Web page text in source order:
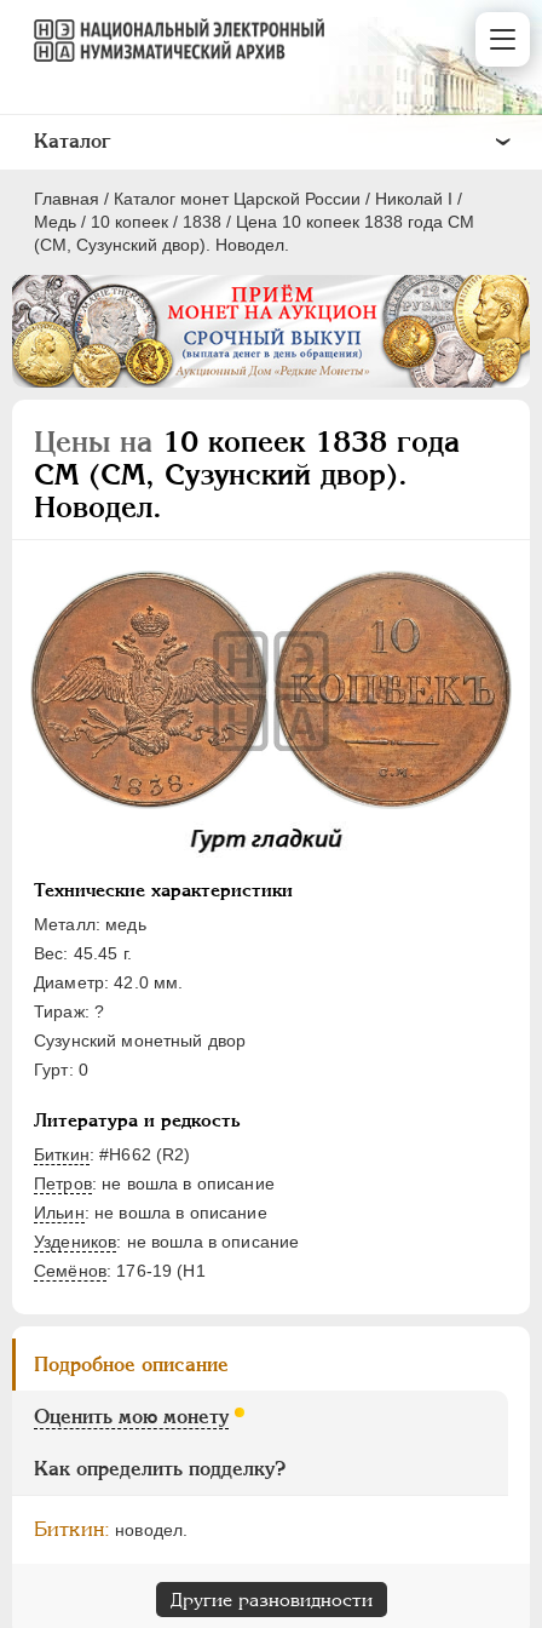
Главная / Каталог монет Царской России / Николай I /
Медь / 10 копеек / 1838 / Цена 10 копеек 1838 года СМ
(СМ, Сузунский двор). Новодел.
Цены на 10 копеек 1838 года
СМ (СМ, Сузунский двор).
Новодел.
Технические характеристики
Металл: медь
Вес: 45.45 г.
Диаметр: 42.0 мм.
Тираж: ?
Сузунский монетный двор
Гурт: 0
Литература и редкость
Биткин: #Н662 (R2)
Петров: не вошла в описание
Ильин: не вошла в описание
Уздеников: не вошла в описание
Семёнов: 176-19 (H1
Подробное описание
Оценить мою монету
Как определить подделку?
Биткин: новодел.
Другие разновидности
Каталог
ПEТР I 1699 - 1725
ЕКАТЕРИНА I 1725-1727
АННА ИОАННОВНА 1730-1740
ИОАНН АНТОНОВИЧ 1740-1741
ЕЛИЗАВЕТА 1741-1762
ЕКАТЕРИНА II 1762-1796
ПАВЕЛ I 1796-1801
АЛЕКСАНДР I 1801-1825
НИКОЛАЙ I 1826-1855
Платина
Золото
Серебро
10 копеек
5 копеек
3 копейки
2 копейки
1 копейка
1/2 копейки
Деньга
1/4 копейки
Полушка
Пробные
Памятные и донативные
Русско-Польские
Монетовидные
АЛЕКСАНДР II
НИКОЛАЙ II 1894-1917
ИНОСТРАННЫЕ 1768-1918